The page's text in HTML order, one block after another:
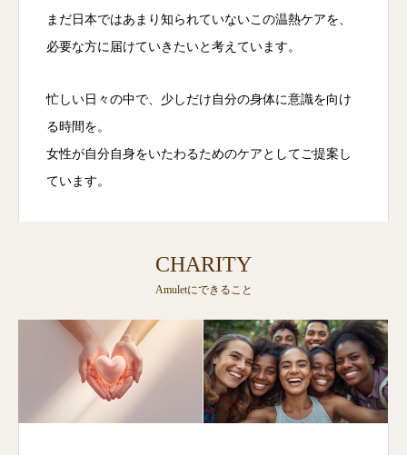
まだ日本ではあまり知られていないこの温熱ケアを、
必要な方に届けていきたいと考えています。
忙しい日々の中で、少しだけ自分の身体に意識を向け
る時間を。
女性が自分自身をいたわるためのケアとしてご提案し
ています。
CHARITY
Amuletにできること